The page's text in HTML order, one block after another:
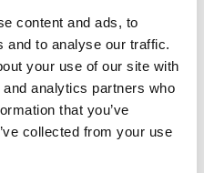
content and ads, to
and to analyse our traffic.
your use of our site with
analytics partners who
that you’ve
collected from your use
lo speck con un
pentola capiente
tieni da